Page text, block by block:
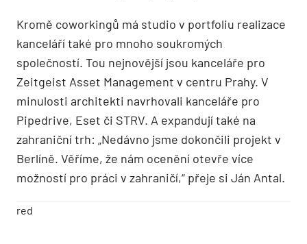
Kromě coworkingů má studio v portfoliu realizace
kanceláří také pro mnoho soukromých
společností. Tou nejnovější jsou kanceláře pro
Zeitgeist Asset Management v centru Prahy. V
minulosti architekti navrhovali kanceláře pro
Pipedrive, Eset či STRV. A expandují také na
zahraniční trh: „Nedávno jsme dokončili projekt v
Berlíně. Věříme, že nám ocenění otevře více
možností pro práci v zahraničí,“ přeje si Ján Antal.
red